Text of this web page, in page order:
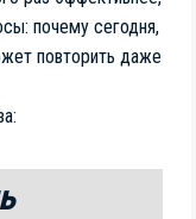
почему сегодня,
повторить даже